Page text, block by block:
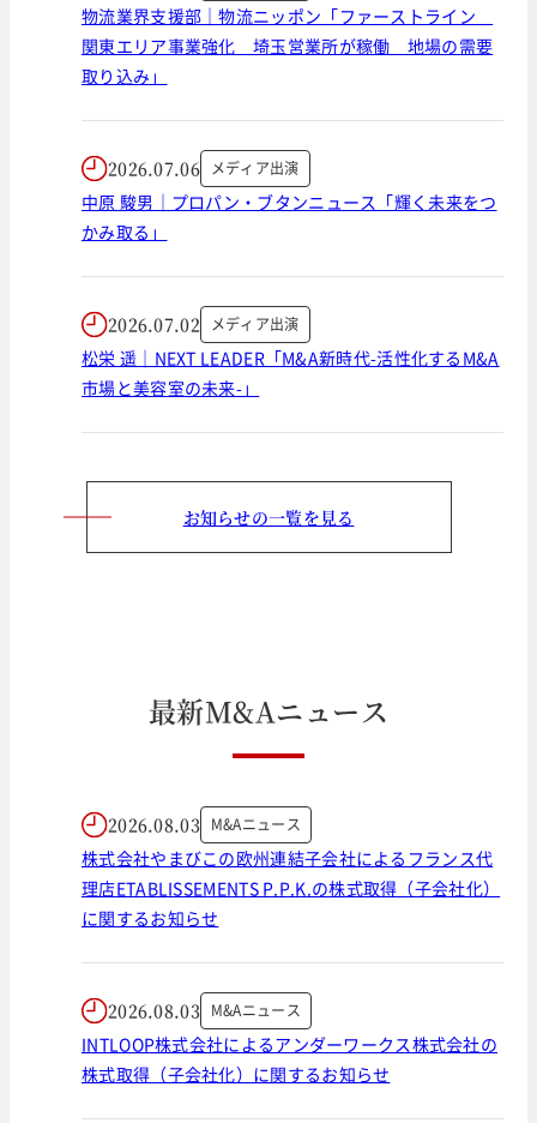
物流業界支援部｜物流ニッポン「ファーストライン
関東エリア事業強化 埼玉営業所が稼働 地場の需要
取り込み」
2026.07.06 メディア出演
中原 駿男｜プロパン・ブタンニュース「輝く未来をつ
かみ取る」
2026.07.02 メディア出演
松栄 遥｜NEXT LEADER「M&A新時代-活性化するM&A
市場と美容室の未来-」
お知らせの一覧を見る
最新M&Aニュース
2026.08.03 M&Aニュース
株式会社やまびこの欧州連結子会社によるフランス代
理店ETABLISSEMENTS P.P.K.の株式取得（子会社化）
に関するお知らせ
2026.08.03 M&Aニュース
INTLOOP株式会社によるアンダーワークス株式会社の
株式取得（子会社化）に関するお知らせ